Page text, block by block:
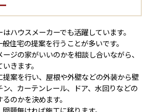
ハウスメーカーでも活躍しています。
住宅の提案を行うことが多いです。
ジの家がいいのかを相談し合いながら、
きます。
案を行い、屋根や外壁などの外装から壁
、カーテンレール、ドア、水回りなどの
のかを決めます。